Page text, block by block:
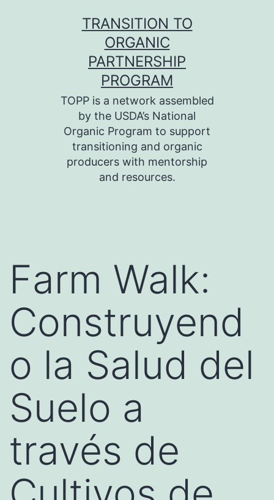
TRANSITION TO
ORGANIC
PARTNERSHIP
PROGRAM
TOPP is a network assembled
by the USDA’s National
Organic Program to support
transitioning and organic
producers with mentorship
and resources.
Farm Walk:
Construyend
o la Salud del
Suelo a
través de